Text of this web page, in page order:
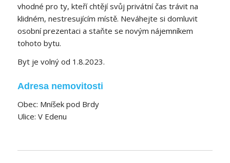
vhodné pro ty, kteří chtějí svůj privátní čas trávit na
klidném, nestresujícím místě. Neváhejte si domluvit
osobní prezentaci a staňte se novým nájemníkem
tohoto bytu.
Byt je volný od 1.8.2023.
Adresa nemovitosti
Obec: Mníšek pod Brdy
Ulice: V Edenu